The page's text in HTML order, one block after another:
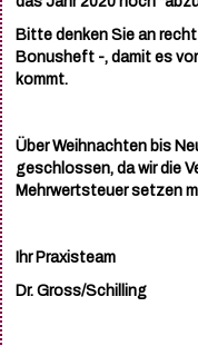
Bitte denken Sie an
Bonusheft -, damit es
kommt.
Über Weihnachten bis
geschlossen, da wir die
Mehrwertsteuer setzen
Ihr Praxisteam
Dr. Gross/Schilling